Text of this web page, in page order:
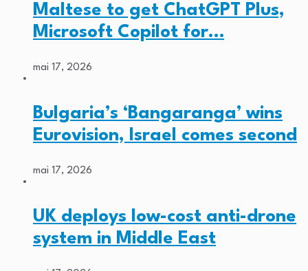
Maltese to get ChatGPT Plus,
Microsoft Copilot for…
mai 17, 2026
Bulgaria’s ‘Bangaranga’ wins
Eurovision, Israel comes second
mai 17, 2026
UK deploys low-cost anti-drone
system in Middle East